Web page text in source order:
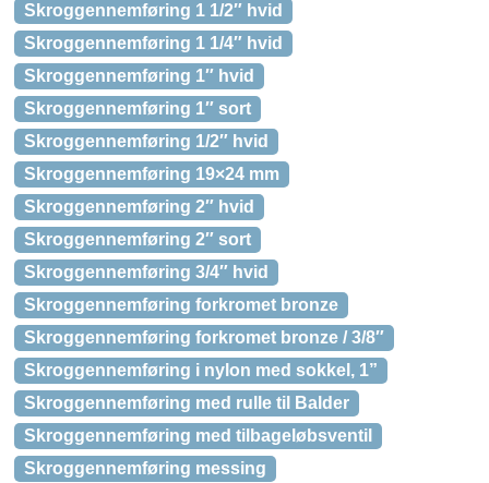
Skroggennemføring 1 1/2″ hvid
Skroggennemføring 1 1/4″ hvid
Skroggennemføring 1″ hvid
Skroggennemføring 1″ sort
Skroggennemføring 1/2″ hvid
Skroggennemføring 19×24 mm
Skroggennemføring 2″ hvid
Skroggennemføring 2″ sort
Skroggennemføring 3/4″ hvid
Skroggennemføring forkromet bronze
Skroggennemføring forkromet bronze / 3/8″
Skroggennemføring i nylon med sokkel, 1”
Skroggennemføring med rulle til Balder
Skroggennemføring med tilbageløbsventil
Skroggennemføring messing